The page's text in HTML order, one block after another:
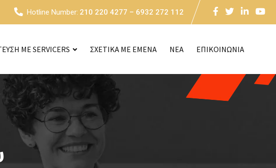
Hotline Number: 210 220 4277 – 6932 272 112
ΜΕ SERVICERS ΣΧΕΤΙΚΑ ΜΕ ΕΜΕΝΑ NEA ΕΠΙΚΟΙΝΩΝΙΑ